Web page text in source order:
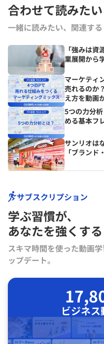
合わせて読みたい
一緒に読みたい、関連す
「強みは
業展開から
マーケティ
売れるのか
え方を動画
5つの力分
める基本フ
サンリオは
「ブラン
サブスクリプション
学ぶ習慣が､
あなたを強くする
スキマ時間を使った動画
ップデート。
ビジネ